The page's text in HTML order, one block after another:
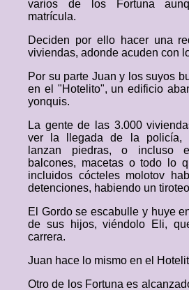
varios de los Fortuna
matrícula.
Deciden por ello hacer una
viviendas, adonde acuden con
Por su parte Juan y los suyos
en el "Hotelito", un edificio
yonquis.
La gente de las 3.000
ver la llegada de la policía,
lanzan piedras, o incluso
balcones, macetas o todo lo
incluidos cócteles molotov
detenciones, habiendo un
El Gordo se escabulle y huye
de sus hijos, viéndolo Eli,
carrera.
Juan hace lo mismo en el
Otro de los Fortuna es